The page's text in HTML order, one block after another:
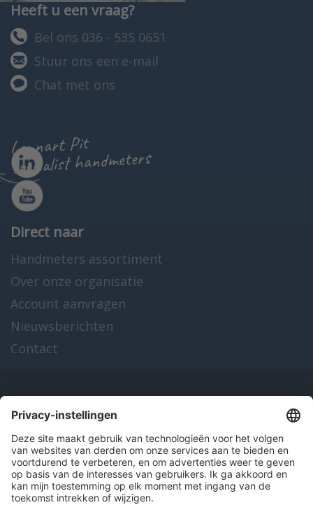
Heeft u een vraag?
Bel ons 036 - 535 0651
Stuur ons een e-mail
Chat met ons
Lennart Pit
specialist handmeters
Direct naar
Handmeters assortiment
Over onze organisatie
Account aanvragen
Nieuwsberichten
Contact
Onze producten
en diensten
Over Hitma
Algemene voorwaarden Disclaimer
Colofon